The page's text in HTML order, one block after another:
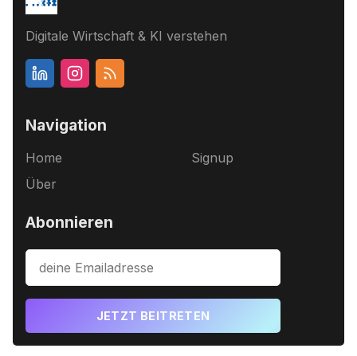
Digitale Wirtschaft & KI verstehen
Navigation
Home
Über
Signup
Abonnieren
JETZT BEITRETEN